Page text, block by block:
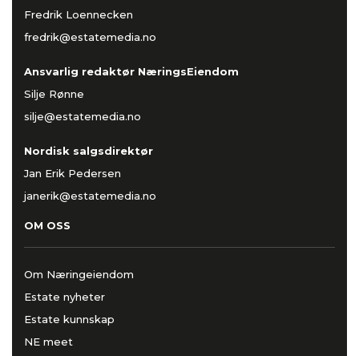
Fredrik Loennecken
fredrik@estatemedia.no
Ansvarlig redaktør NæringsEiendom
Silje Rønne
silje@estatemedia.no
Nordisk salgsdirektør
Jan Erik Pedersen
janerik@estatemedia.no
OM OSS
Om Næringeiendom
Estate nyheter
Estate kunnskap
NE meet